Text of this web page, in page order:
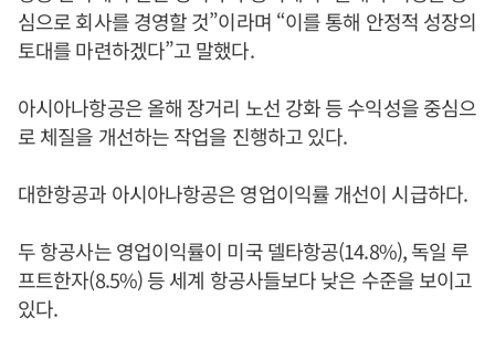
심으로 회사를 경영할 것”이라며 “이를 통해 안정적 성장의
토대를 마련하겠다”고 말했다.
아시아나항공은 올해 장거리 노선 강화 등 수익성을 중심으
로 체질을 개선하는 작업을 진행하고 있다.
대한항공과 아시아나항공은 영업이익률 개선이 시급하다.
두 항공사는 영업이익률이 미국 델타항공(14.8%), 독일 루
프트한자(8.5%) 등 세계 항공사들보다 낮은 수준을 보이고
있다.